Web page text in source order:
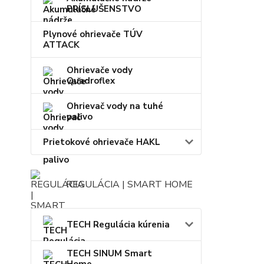
PRÍSLUŠENSTVO
Plynové ohrievače TÚV
ATTACK
Ohrievače vody
Quadroflex
Ohrievač vody na tuhé
palivo
Prietokové ohrievače HAKL
REGULÁCIA | SMART HOME
TECH Regulácia kúrenia
TECH SINUM Smart